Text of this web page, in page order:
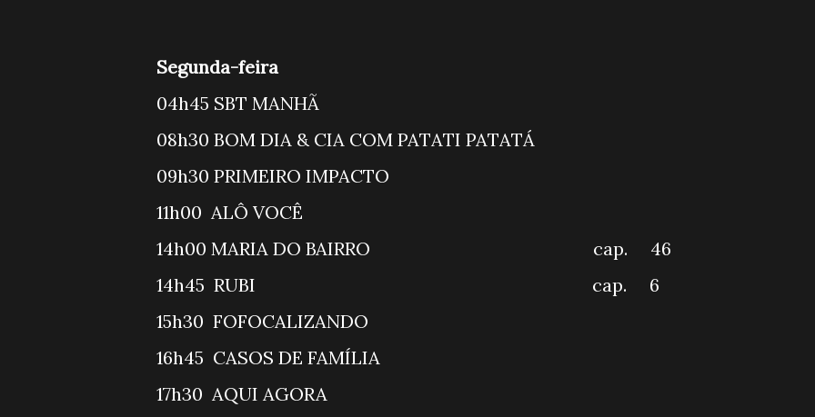
Segunda-feira
04h45 SBT MANHÃ
08h30 BOM DIA & CIA COM PATATI
09h30 PRIMEIRO IMPACTO
11h00 ALÔ VOCÊ
14h00 MARIA DO BAIRRO cap. 46
14h45 RUBI cap. 6
15h30 FOFOCALIZANDO
16h45 CASOS DE FAMÍLIA
17h30 AQUI AGORA